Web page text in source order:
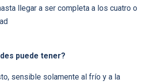
llegar a ser completa a los cuatro o
puede tener?
sensible solamente al frí­o y a la